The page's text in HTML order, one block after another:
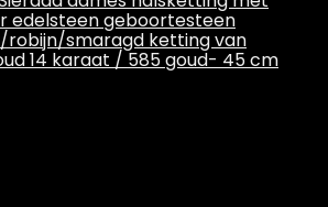
edelsteen geboortesteen
robijn/smaragd ketting van
14 karaat / 585 goud- 45 cm